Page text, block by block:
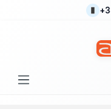
Перейти к